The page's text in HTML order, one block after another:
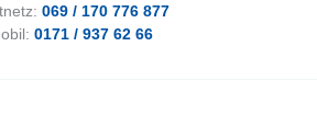
069 / 170 776 877
0171 / 937 62 66